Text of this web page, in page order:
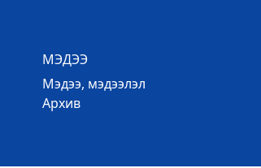
МЭДЭЭ
Mэдээ, мэдээлэл
Архив